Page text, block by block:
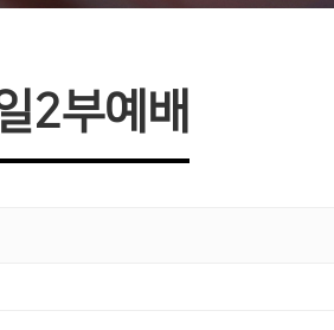
2부예배